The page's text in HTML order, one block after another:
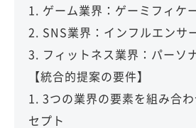
1. ゲーム業界：ゲーミフィケ
2. SNS業界：インフルエンサ
3. フィットネス業界：パーソ
【統合的提案の要件】
1. 3つの業界の要素を組み合
セプト